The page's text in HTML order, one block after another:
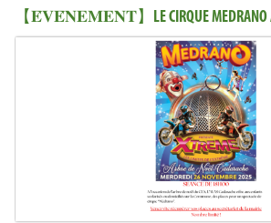
【𝐄́𝐕𝐄́𝐍𝐄𝐌𝐄𝐍𝐓】LE CIRQUE MEDRANO